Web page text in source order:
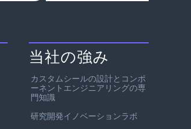
当社の強み
カスタムシールの設計とコンポ
ーネントエンジニアリングの専
門知識
研究開発イノベーションラボ